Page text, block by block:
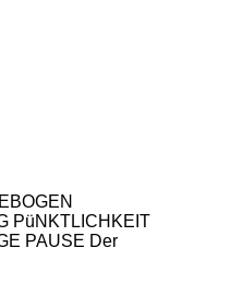
PüNKTLICHKEIT
PAUSE Der